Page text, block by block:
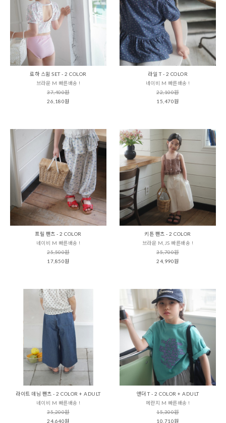
로하 스윔 SET - 2 COLOR
브라운 M 빠른배송 !
37,400원
26,180원
라일 T - 2 COLOR
네이비 M 빠른배송 !
22,100원
15,470원
프릴 팬츠 - 2 COLOR
네이비 M 빠른배송 !
25,500원
17,850원
키튼 팬츠 - 2 COLOR
브라운 M,JS 빠른배송 !
35,700원
24,990원
라이트 데님 팬츠 - 2 COLOR + ADULT
네이비 M 빠른배송 !
35,200원
24,640원
앤더 T - 2 COLOR + ADULT
메란지 M 빠른배송 !
15,300원
10,710원